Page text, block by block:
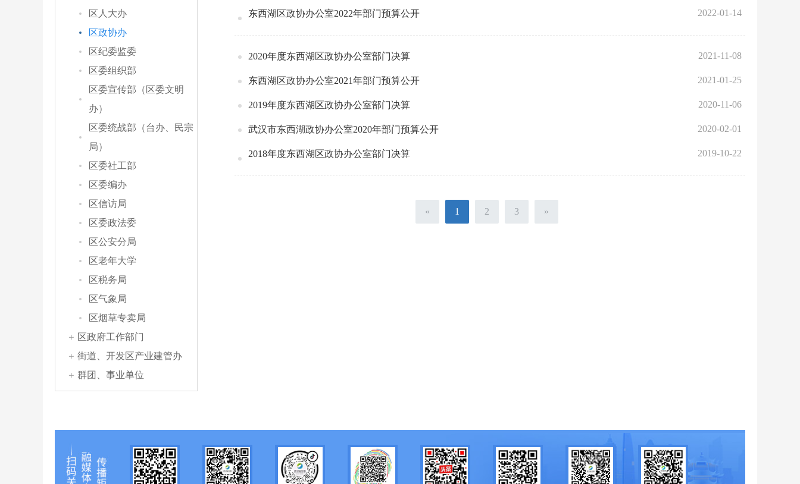
区人大办
区政协办
区纪委监委
区委组织部
区委宣传部（区委文明
办）
区委统战部（台办、民宗
局）
区委社工部
区委编办
区信访局
区委政法委
区公安分局
区老年大学
区税务局
区气象局
区烟草专卖局
区政府工作部门
街道、开发区产业建管办
群团、事业单位
东西湖区政协办公室2022年部门预算公开 2022-01-14
2020年度东西湖区政协办公室部门决算 2021-11-08
东西湖区政协办公室2021年部门预算公开 2021-01-25
2019年度东西湖区政协办公室部门决算 2020-11-06
武汉市东西湖政协办公室2020年部门预算公开 2020-02-01
2018年度东西湖区政协办公室部门决算 2019-10-22
« 1 2 3 »